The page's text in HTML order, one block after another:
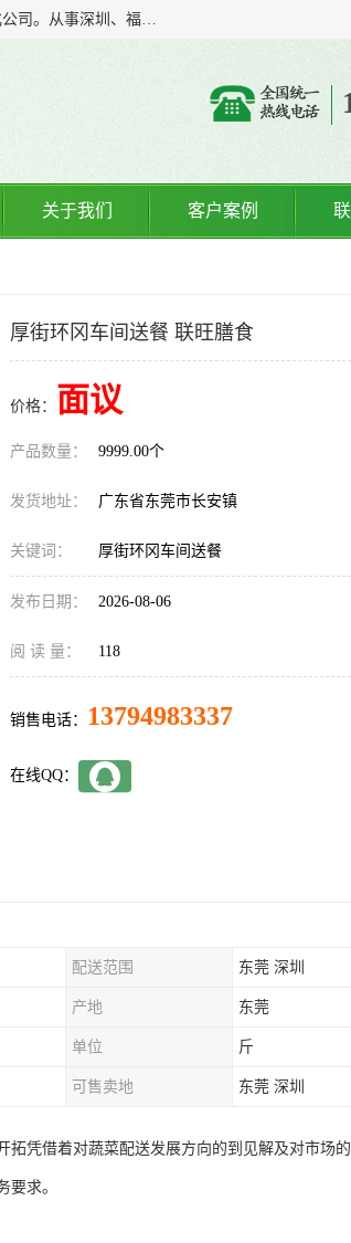
广东食安膳食管理服务有限公司是一家集干货粮油、肉禽蔬菜等食品加工、配送及食堂承包于一体的专业化公司。从事深圳、福永、公明、沙井、松岗等地区的蔬菜配送服务。 专业的服务队伍，以及完善的服务机制，经过多年的努力拼搏，赢得了广大客户的信赖和支持。
关于我们 客户案例
厚街环冈车间送餐 联旺膳食
价格： 面议
产品数量： 9999.00个
发货地址： 广东省东莞市长安镇
关键词： 厚街环冈车间送餐
发布日期： 2026-08-06
阅 读 量： 118
销售电话： 13794983337
在线QQ：
配送范围 东莞 深圳
产地 东莞
单位 斤
可售卖地 东莞 深圳
凭借着对蔬菜配送发展方向的到见解及对市场
要求。